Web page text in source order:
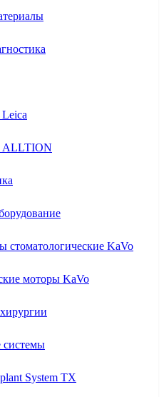
ALLTION
стоматологические KaVo
моторы KaVo
System TX